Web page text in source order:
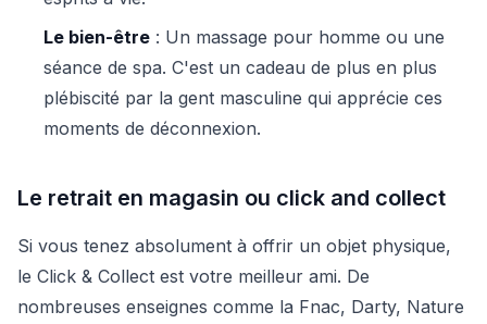
Le bien-être : Un massage pour homme ou une
séance de spa. C'est un cadeau de plus en plus
plébiscité par la gent masculine qui apprécie ces
moments de déconnexion.
Le retrait en magasin ou click and collect
Si vous tenez absolument à offrir un objet physique,
le Click & Collect est votre meilleur ami. De
nombreuses enseignes comme la Fnac, Darty, Nature